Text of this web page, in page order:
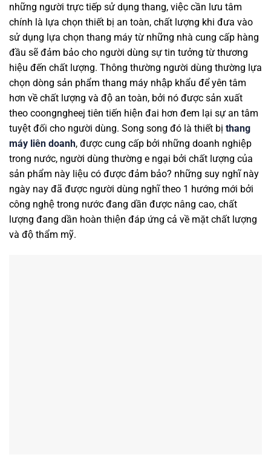
những người trực tiếp sử dụng thang, việc cần lưu tâm
chính là lựa chọn thiết bị an toàn, chất lượng khi đưa vào
sử dụng lựa chọn thang máy từ những nhà cung cấp hàng
đầu sẽ đảm bảo cho người dùng sự tin tưởng từ thương
hiệu đến chất lượng. Thông thường người dùng thường lựa
chọn dòng sản phẩm thang máy nhập khẩu để yên tâm
hơn về chất lượng và độ an toàn, bởi nó được sản xuất
theo coongngheej tiên tiến hiện đai hơn đem lại sự an tâm
tuyệt đối cho người dùng. Song song đó là thiết bị thang
máy liên doanh, được cung cấp bởi những doanh nghiệp
trong nước, người dùng thường e ngại bởi chất lượng của
sản phẩm này liệu có được đảm bảo? những suy nghĩ này
ngày nay đã được người dùng nghĩ theo 1 hướng mới bởi
công nghệ trong nước đang dần được nâng cao, chất
lượng đang dần hoàn thiện đáp ứng cả về mặt chất lượng
và độ thẩm mỹ.